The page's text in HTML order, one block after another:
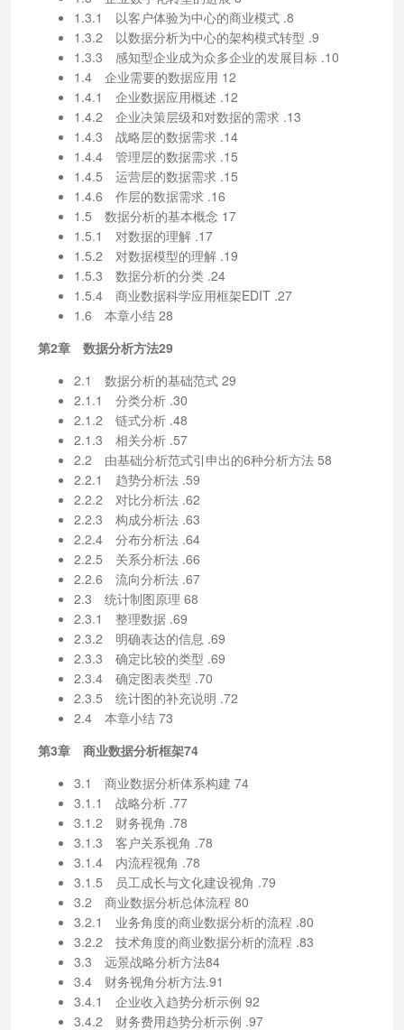
1.3.1 以客户体验为中心的商业模式 .8
1.3.2 以数据分析为中心的架构模式转型 .9
1.3.3 感知型企业成为众多企业的发展目标 .10
1.4 企业需要的数据应用 12
1.4.1 企业数据应用概述 .12
1.4.2 企业决策层级和对数据的需求 .13
1.4.3 战略层的数据需求 .14
1.4.4 管理层的数据需求 .15
1.4.5 运营层的数据需求 .15
1.4.6 作层的数据需求 .16
1.5 数据分析的基本概念 17
1.5.1 对数据的理解 .17
1.5.2 对数据模型的理解 .19
1.5.3 数据分析的分类 .24
1.5.4 商业数据科学应用框架EDIT .27
1.6 本章小结 28
第2章 数据分析方法29
2.1 数据分析的基础范式 29
2.1.1 分类分析 .30
2.1.2 链式分析 .48
2.1.3 相关分析 .57
2.2 由基础分析范式引申出的6种分析方法 58
2.2.1 趋势分析法 .59
2.2.2 对比分析法 .62
2.2.3 构成分析法 .63
2.2.4 分布分析法 .64
2.2.5 关系分析法 .66
2.2.6 流向分析法 .67
2.3 统计制图原理 68
2.3.1 整理数据 .69
2.3.2 明确表达的信息 .69
2.3.3 确定比较的类型 .69
2.3.4 确定图表类型 .70
2.3.5 统计图的补充说明 .72
2.4 本章小结 73
第3章 商业数据分析框架74
3.1 商业数据分析体系构建 74
3.1.1 战略分析 .77
3.1.2 财务视角 .78
3.1.3 客户关系视角 .78
3.1.4 内流程视角 .78
3.1.5 员工成长与文化建设视角 .79
3.2 商业数据分析总体流程 80
3.2.1 业务角度的商业数据分析的流程 .80
3.2.2 技术角度的商业数据分析的流程 .83
3.3 远景战略分析方法84
3.4 财务视角分析方法.91
3.4.1 企业收入趋势分析示例 92
3.4.2 财务费用趋势分析示例 .97